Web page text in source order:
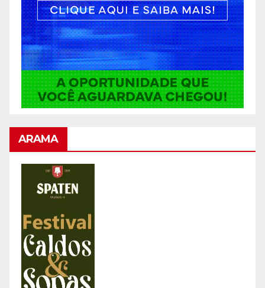
ARAMA